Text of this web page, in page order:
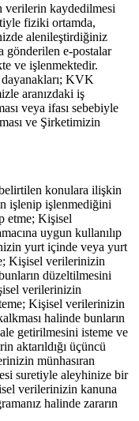
verilerin kaydedilmesi
fiziki ortamda,
alenileştirdiğiniz
gönderilen e-postalar
ve işlenmektedir.
KVK
aranızdaki iş
veya ifası sebebiyle
ve Şirketimizin
konulara ilişkin
işlenip işlenmediğini
etme; Kişisel
uygun kullanılıp
yurt içinde veya yurt
Kişisel verilerinizin
düzeltilmesini
verilerinizin
Kişisel verilerinizin
halinde bunların
getirilmesini isteme ve
aktarıldığı üçüncü
münhasıran
suretiyle aleyhinize bir
verilerinizin kanuna
halinde zararın